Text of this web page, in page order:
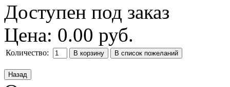
Доступен под заказ
Цена: 0.00 руб.
Количество: